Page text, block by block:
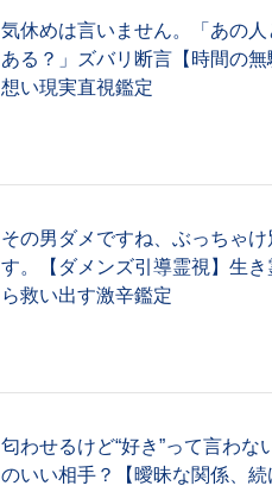
気休めは言いません。「あの
ある？」ズバリ断言【時間の
想い現実直視鑑定
その男ダメですね、ぶっちゃ
す。【ダメンズ引導霊視】生
ら救い出す激辛鑑定
匂わせるけど“好き”って言わな
のいい相手？【曖昧な関係、